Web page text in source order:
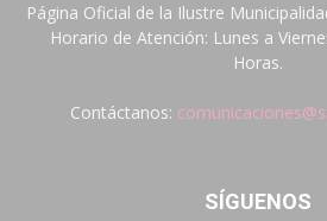
Página Oficial de la Ilustre
Horario de Atención: Lunes a
Horas.
Contáctanos:
SÍGUENOS